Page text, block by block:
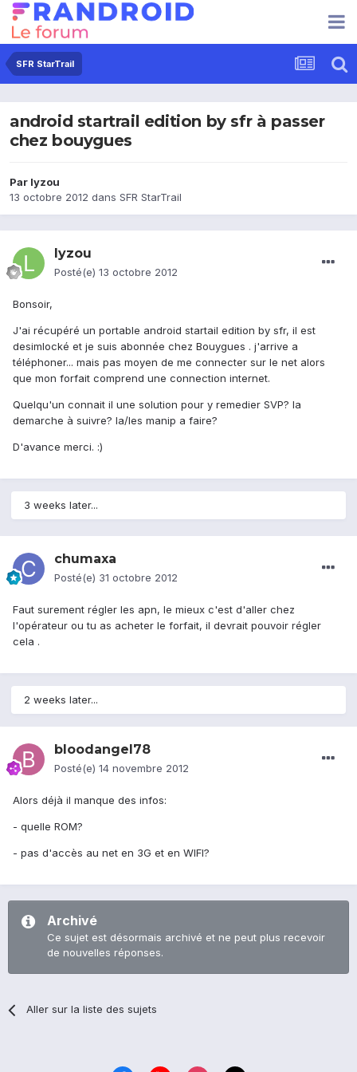
SFR StarTrail
android startrail edition by sfr à passer
chez bouygues
Par lyzou
13 octobre 2012 dans SFR StarTrail
lyzou
Posté(e) 13 octobre 2012
Bonsoir,
J'ai récupéré un portable android startail edition by sfr, il est
desimlocké et je suis abonnée chez Bouygues . j'arrive a
téléphoner... mais pas moyen de me connecter sur le net alors
que mon forfait comprend une connection internet.
Quelqu'un connait il une solution pour y remedier SVP? la
demarche à suivre? la/les manip a faire?
D'avance merci. :)
3 weeks later...
chumaxa
Posté(e) 31 octobre 2012
Faut surement régler les apn, le mieux c'est d'aller chez
l'opérateur ou tu as acheter le forfait, il devrait pouvoir régler
cela .
2 weeks later...
bloodangel78
Posté(e) 14 novembre 2012
Alors déjà il manque des infos:
- quelle ROM?
- pas d'accès au net en 3G et en WIFI?
Archivé
Ce sujet est désormais archivé et ne peut plus recevoir
de nouvelles réponses.
Aller sur la liste des sujets